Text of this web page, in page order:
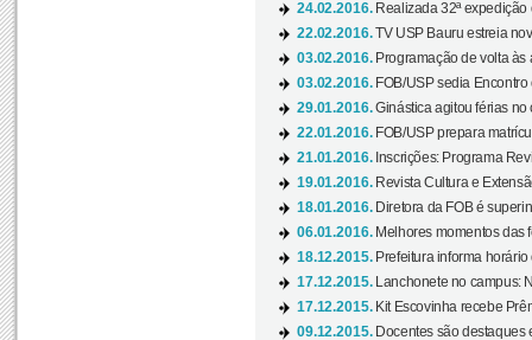
24.02.2016. Realizada 32ª
22.02.2016.TV USP Bauru estreia
03.02.2016. Programação de volta às
03.02.2016. FOB/USP sedia
29.01.2016.Ginástica agitou férias no
22.01.2016. FOB/USP prepara
21.01.2016. Inscrições: Programa
19.01.2016. Revista Cultura e
18.01.2016. Diretora da FOB é
06.01.2016. Melhores momentos das
18.12.2015. Prefeitura informa
17.12.2015.
Lanchonete no campus:
17.12.2015. Kit Escovinha recebe
09.12.2015. Docentes são destaques